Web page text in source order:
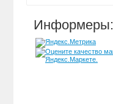
Информеры: